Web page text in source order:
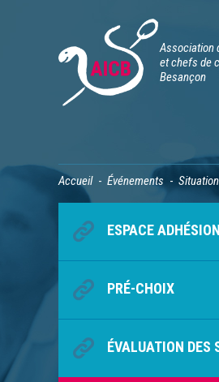
Association
et chefs de
Besançon
Accueil Événements
ESPACE ADHÉSION
PRÉ-CHOIX
ÉVALUATION DES